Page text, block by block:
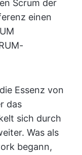
Scrum der
einen
Essenz von
das
sich durch
Was als
begann,